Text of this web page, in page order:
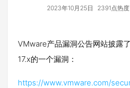
2023年10月25日 2391点热度
VMware产品漏洞公告网站披露
17.x的一个漏洞：
https://www.vmware.com/